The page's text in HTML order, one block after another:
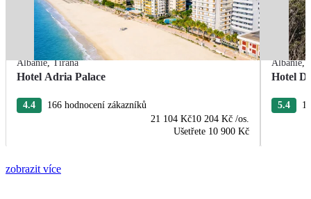
Albánie,Tirana
Hotel Adria Palace
4.4
166 hodnocení zákazníků
21 104 Kč10 204 Kč /os.
Ušetřete 10 900 Kč
Albánie,
Hotel
5.4
zobrazit více